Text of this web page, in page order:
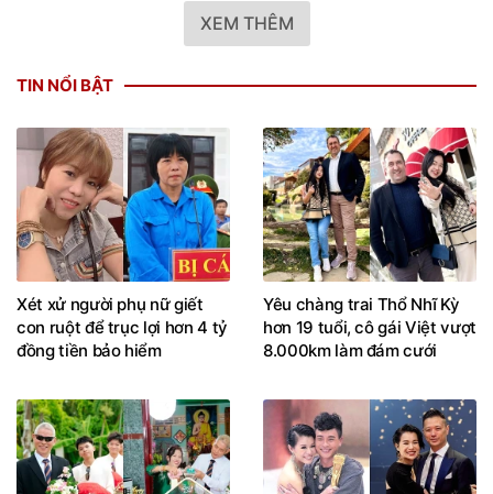
XEM THÊM
TIN NỔI BẬT
Xét xử người phụ nữ giết
con ruột để trục lợi hơn 4 tỷ
đồng tiền bảo hiểm
Yêu chàng trai Thổ Nhĩ Kỳ
hơn 19 tuổi, cô gái Việt vượt
8.000km làm đám cưới